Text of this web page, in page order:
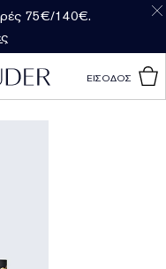
75€/140€.
ΕΙΣΟΔΟΣ